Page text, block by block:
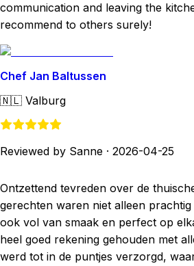
communication and leaving the
recommend to others surely!
Chef Jan Baltussen
🇳🇱 Valburg
Reviewed by Sanne · 2026-04-25
Ontzettend tevreden over de
gerechten waren niet alleen
ook vol van smaak en perfect op
heel goed rekening gehouden met
werd tot in de puntjes verzorgd,